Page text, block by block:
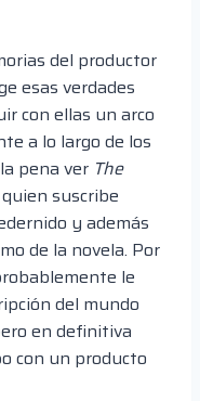
del productor
esas verdades
con ellas un arco
a lo largo de los
pena ver The
suscribe
y además
de la novela. Por
le
del mundo
en definitiva
con un producto